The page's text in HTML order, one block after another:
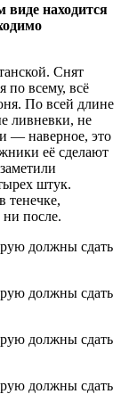
находится
Снят
по всему, всё
По всей длине
ливневки, не
— наверное, это
её сделают
штук.
тенечке,
ни после.